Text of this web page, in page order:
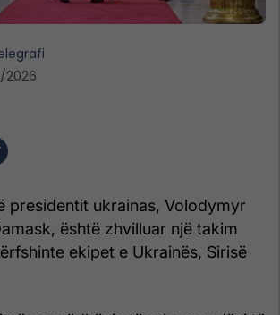
presidentit ukrainas, Volodymyr
është zhvilluar një takim
ekipet e Ukrainës, Sirisë